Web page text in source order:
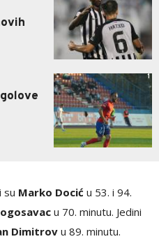
1
su Marko Docić u 53. i 94.
u 70. minutu. Jedini
Dimitrovu 89. minutu.